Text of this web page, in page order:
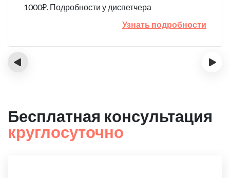
1000₽. Подробности у диспетчера
Узнать подробности
‹ ›
Бесплатная консультация
круглосуточно